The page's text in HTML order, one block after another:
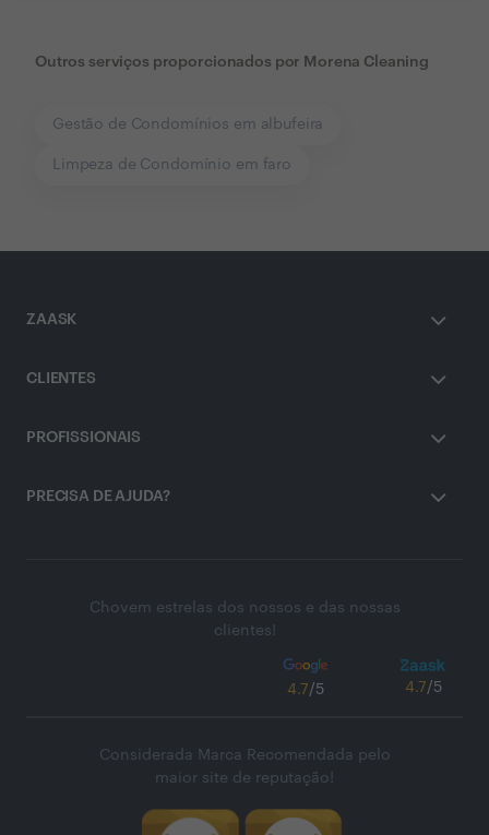
Outros serviços proporcionados por Morena Cleaning
Gestão de Condomínios em albufeira
Limpeza de Condomínio em faro
ZAASK
CLIENTES
PROFISSIONAIS
PRECISA DE AJUDA?
Chovem estrelas dos nossos e das nossas
clientes!
4.7/5 4.7/5
Considerada Marca Recomendada pelo
maior site de reputação!